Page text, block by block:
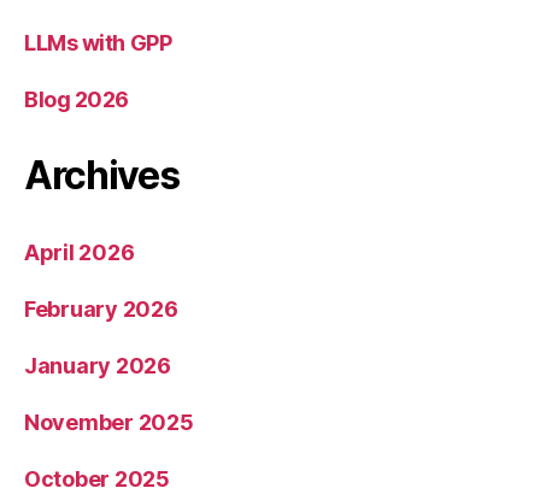
LLMs with GPP
Blog 2026
Archives
April 2026
February 2026
January 2026
November 2025
October 2025